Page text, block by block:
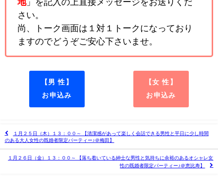
地」を記入の上直接メッセージをお送りくだ
さい。
尚、トーク画面は１対１トークになっており
ますのでどうぞご安心下さいませ。
【男 性】
お申込み
【女 性】
お申込み
１月２５日（木）１３：００～ 【清潔感があって楽しく会話できる男性と平日に少し時間
のある大人女性の既婚者限定パーティー♪＠梅田】
１月２６日（金）１３：００～ 【落ち着いている紳士な男性と気持ちに余裕のあるオシャレ女
性の既婚者限定パーティー♪＠恵比寿】